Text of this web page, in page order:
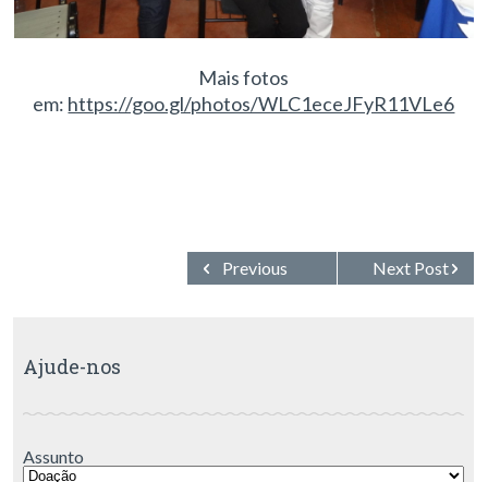
Mais fotos
em: https://goo.gl/photos/WLC1eceJFyR11VLe6
Next Post
Previous
Ajude-nos
Assunto